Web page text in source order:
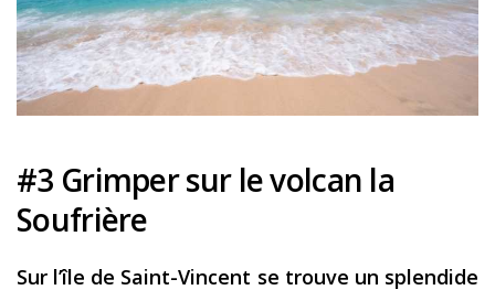
#3 Grimper sur le volcan la
Soufrière
Sur l’île de Saint-Vincent se trouve un splendide